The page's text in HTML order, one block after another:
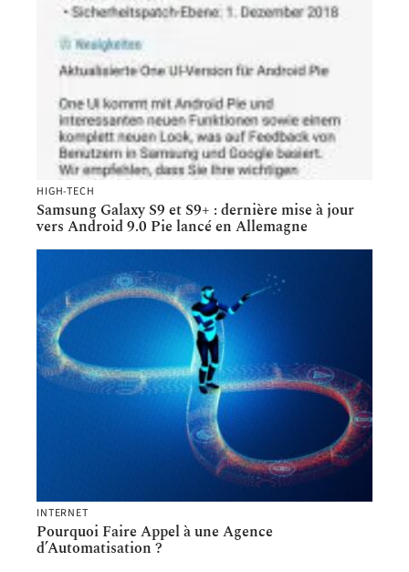
HIGH-TECH
Samsung Galaxy S9 et S9+ : dernière mise à jour
vers Android 9.0 Pie lancé en Allemagne
INTERNET
Pourquoi Faire Appel à une Agence
d’Automatisation ?